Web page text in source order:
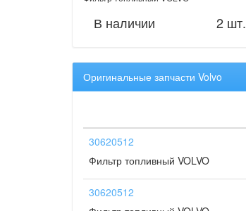
В наличии 2 шт.
Оригинальные запчасти Volvo
30620512
Фильтр топливный VOLVO
30620512